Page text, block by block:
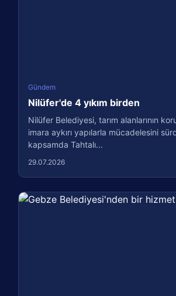
Gündem
Nilüfer'de 4 yıkım birden
Nilüfer Belediyesi, tarım alanlarının
imara aykırı yapılarla mücadelesini
kapsamda Tahtalı...
29.07.2026